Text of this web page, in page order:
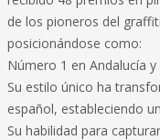
de los pioneros del
posicionándose como:
Número 1 en Andalucía
Su estilo único ha
español, estableciendo
Su habilidad para